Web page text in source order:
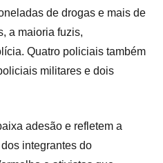
de drogas e mais de
a maioria fuzis,
Quatro policiais também
militares e dois
adesão e refletem a
integrantes do